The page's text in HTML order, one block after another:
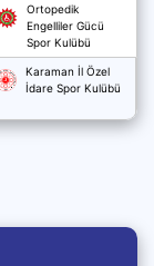
Ortopedik
Engelliler Gücü
Spor Kulübü
Karaman İl Özel
İdare Spor Kulübü